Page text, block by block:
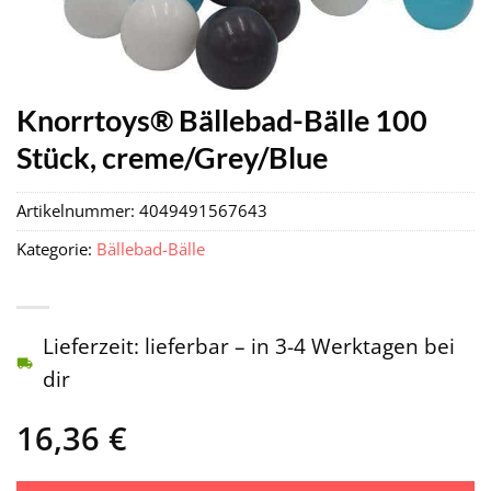
Knorrtoys® Bällebad-Bälle 100
Stück, creme/Grey/Blue
16,36 €
Lieferzeit: lieferbar – in 3-4 Werktagen bei
dir
Artikelnummer: 4049491567643
Kategorie: Bällebad-Bälle